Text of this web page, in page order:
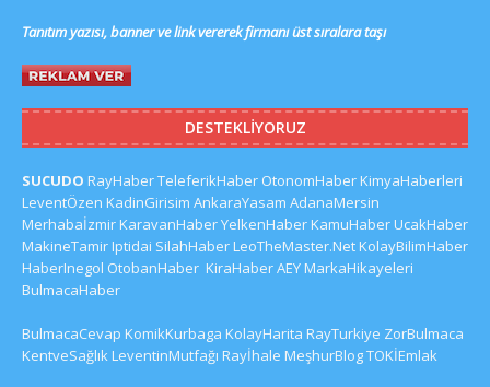
Tanıtım yazısı, banner ve link vererek firmanı üst sıralara taşı
DESTEKLIYORUZ
SUCUDO RayHaberTeleferikHaber OtonomHaberKimyaHaberleri
LeventÖzen KadinGirisim AnkaraYasam AdanaMersin
MerhabaİzmirKaravanHaberYelkenHaberKamuHaberUcakHaber
MakineTamirIptidai SilahHaberLeoTheMaster.NetKolayBilimHaber
HaberInegol OtobanHaber KiraHaberAEYMarkaHikayeleri
BulmacaHaber
BulmacaCevap KomikKurbaga KolayHarita RayTurkiye ZorBulmaca
KentveSağlıkLeventinMutfağı Rayİhale MeşhurBlogTOKİEmlak